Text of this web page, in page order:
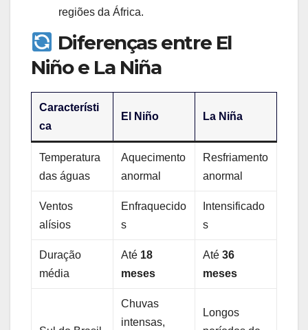
regiões da África.
Diferenças entre El
Niño e La Niña
Característi
ca
El Niño La Niña
Temperatura
das águas
Aquecimento
anormal
Resfriamento
anormal
Ventos
alísios
Enfraquecido
s
Intensificado
s
Duração
média
Até 18
meses
Até36
meses
Chuvas
intensas,
Longos